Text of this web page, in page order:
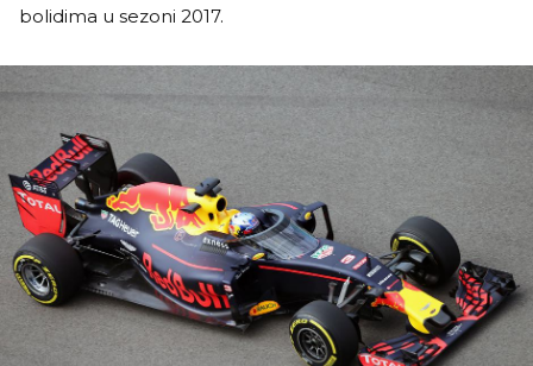
bolidima u sezoni 2017.